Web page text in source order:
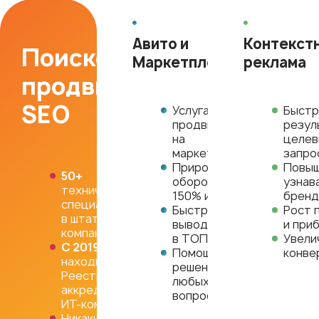
Поисковое
продвижение
SEO
50+
технических
специалистов
в штате
компании
С 2019
находимся в
Реестре
аккредитованных
ИТ-компаний
Авито и
Маркетплейсы
Услуга
продвижения
на
маркетплейсах
Прирост
оборотов
150% и больше
Быстрый
вывод товаров
в ТОП
Помощь в
решении
любых
вопросов
реклама
Рост
и